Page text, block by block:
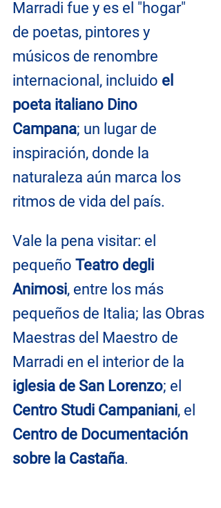
Marradi fue y es el "hogar"
de poetas, pintores y
músicos de renombre
internacional, incluido el
poeta italiano Dino
Campana; un lugar de
inspiración, donde la
naturaleza aún marca los
ritmos de vida del país.
Vale la pena visitar: el
pequeño Teatro degli
Animosi, entre los más
pequeños de Italia; las Obras
Maestras del Maestro de
Marradi en el interior de la
iglesia de San Lorenzo; el
Centro Studi Campaniani, el
Centro de Documentación
sobre la Castaña.